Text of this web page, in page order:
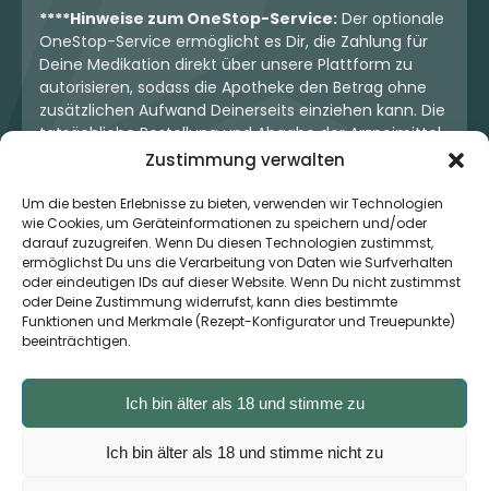
Zustimmung verwalten
Um die besten Erlebnisse zu bieten, verwenden wir Technologien
wie Cookies, um Geräteinformationen zu speichern und/oder
darauf zuzugreifen. Wenn Du diesen Technologien zustimmst,
ermöglichst Du uns die Verarbeitung von Daten wie Surfverhalten
oder eindeutigen IDs auf dieser Website. Wenn Du nicht zustimmst
oder Deine Zustimmung widerrufst, kann dies bestimmte
Funktionen und Merkmale (Rezept-Konfigurator und Treuepunkte)
beeinträchtigen.
Ich bin älter als 18 und stimme zu
Ich bin älter als 18 und stimme nicht zu
****Hinweise zum OneStop-Service: Der optionale
OneStop-Service ermöglicht es Dir, die Zahlung für
Deine Medikation direkt über unsere Plattform zu
autorisieren, sodass die Apotheke den Betrag ohne
zusätzlichen Aufwand Deinerseits einziehen kann. Die
tatsächliche Bestellung und Abgabe der Arzneimittel
erfolgt jedoch ausschließlich über die jeweilige
Dir und der Apotheke. Unser OneStop-Service stellt
kein pharmazeutisches Angebot dar, sondern dient
lediglich der komfortablen Zahlungsabwicklung. Die
Nutzung ist freiwillig und hat keinerlei Einfluss auf die
ärztliche Therapieentscheidung oder die Wahl der
verschriebenen Medikation. Apotheken sind rechtlich
unabhängig und unterliegen den gesetzlichen
vorbehalten.